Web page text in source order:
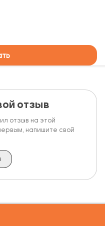
отзыв
отзыв на этой
напишите свой